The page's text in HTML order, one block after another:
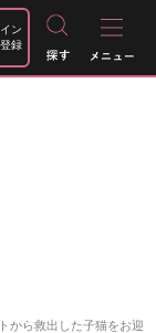
ン
録
から救出した子猫をお迎